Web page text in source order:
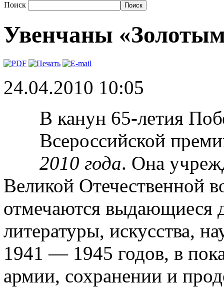
Поиск
Увенчаны
24.04.2010 10:05
В канун 65-летия
Всероссийской
2010 года. Она
Великой Отечественной
отмечаются выдающиеся
литературы, искусства,
1941 — 1945 годов, в
армии, сохранении и